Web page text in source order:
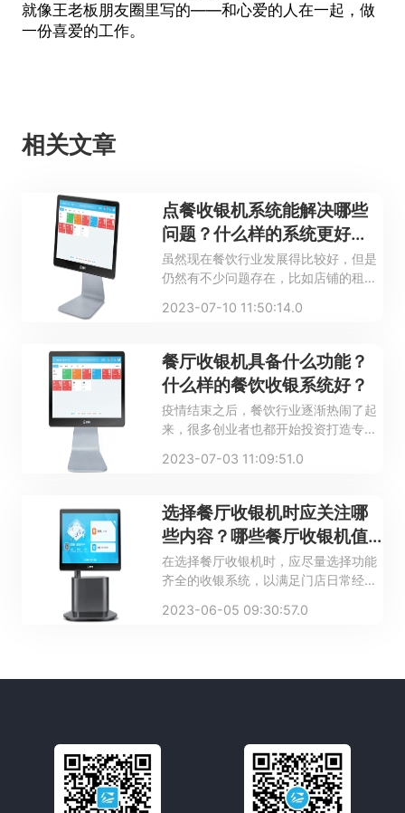
就像王老板朋友圈里写的——和心爱的人在一起，做
一份喜爱的工作。
相关文章
点餐收银机系统能解决哪些
问题？什么样的系统更好
用？
虽然现在餐饮行业发展得比较好，但是
仍然有不少问题存在，比如店铺的租金
更好地管理餐厅，获取更多的利润，经
会员管理系统是其中之一。下面来看一
看餐饮会员管理系统的优势，并介绍一
下餐饮店如何使用会员管理系统。
2023-07-10 11:50:14.0
餐厅收银机具备什么功能？
什么样的餐饮收银系统好？
疫情结束之后，餐饮行业逐渐热闹了起
来，很多创业者也都开始投资打造专属
到很多的智能商用设备，其中就包括餐
么功能？什么样的餐饮收银系统比较
好？
2023-07-03 11:09:51.0
选择餐厅收银机时应关注哪
些内容？哪些餐厅收银机值
得推荐？
在选择餐厅收银机时，应尽量选择功能
齐全的收银系统，以满足门店日常经营
下面这篇文章，小编就带大家详细了解
2023-06-05 09:30:57.0